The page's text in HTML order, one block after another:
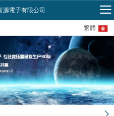
源電子有限公司
繁體